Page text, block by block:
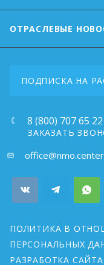
ОТРАСЛЕВЫЕ
ПОДПИСКА НА
8 (800) 707 65 22
ЗАКАЗАТЬ
почта:office@nmo.center
ПОЛИТИКА В
ПЕРСОНАЛЬНЫХ
РАЗРАБОТКА САЙТА